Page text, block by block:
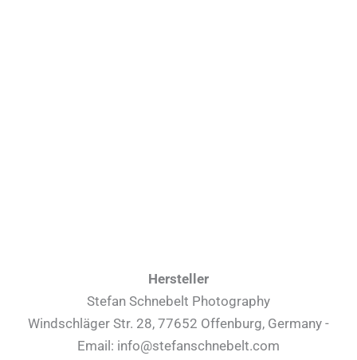
Hersteller
Stefan Schnebelt Photography
Windschläger Str. 28, 77652 Offenburg, Germany -
Email: info@stefanschnebelt.com